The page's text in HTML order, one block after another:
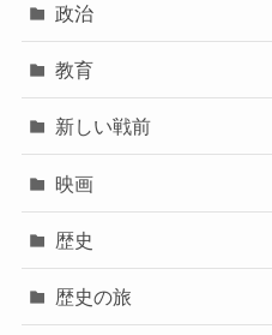
政治
教育
新しい戦前
映画
歴史
歴史の旅